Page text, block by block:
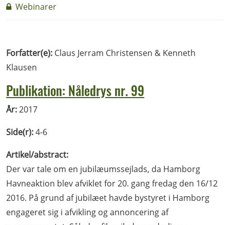
Webinarer
Forfatter(e): Claus Jerram Christensen & Kenneth
Klausen
Publikation: Nåledrys nr. 99
År:2017
Side(r):4-6
Artikel/abstract:
Der var tale om en jubilæumssejlads, da Hamborg
Havneaktion blev afviklet for 20. gang fredag den 16/12
2016. På grund af jubilæet havde bystyret i Hamborg
engageret sig i afvikling og annoncering af